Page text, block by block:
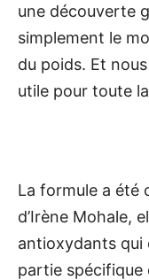
une découverte
simplement le
du poids. Et
utile pour toute
La formule a été
d’Irène Mohale,
antioxydants qui
partie spécifique